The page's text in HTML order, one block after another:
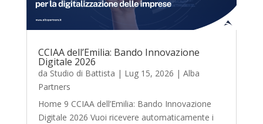
CCIAA dell’Emilia: Bando Innovazione
Digitale 2026
da Studio di Battista | Lug 15, 2026 | Alba
Partners
Home 9 CCIAA dell’Emilia: Bando Innovazione
Digitale 2026 Vuoi ricevere automaticamente i